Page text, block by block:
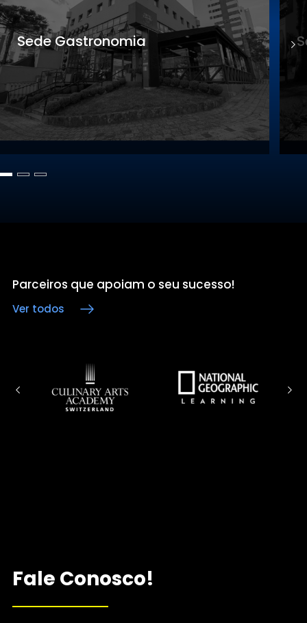
Sede Gastronomia
Parceiros que apoiam o seu sucesso!
Ver todos
Fale Conosco!